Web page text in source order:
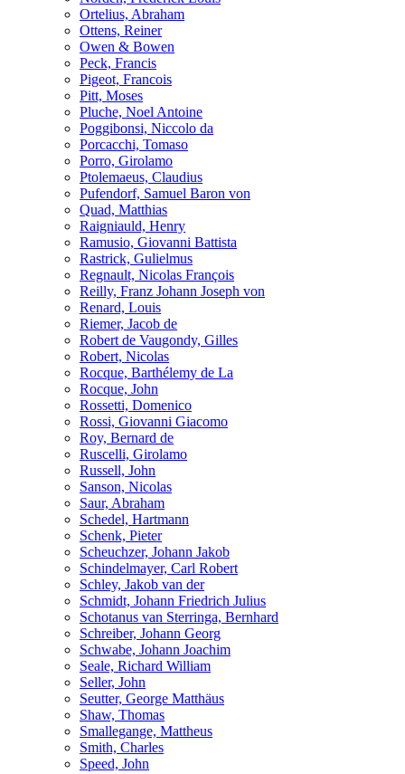
Ortelius, Abraham
Ottens, Reiner
Owen & Bowen
Peck, Francis
Pigeot, Francois
Pitt, Moses
Pluche, Noel Antoine
Poggibonsi, Niccolo da
Porcacchi, Tomaso
Porro, Girolamo
Ptolemaeus, Claudius
Pufendorf, Samuel Baron von
Quad, Matthias
Raigniauld, Henry
Ramusio, Giovanni Battista
Rastrick, Gulielmus
Regnault, Nicolas François
Reilly, Franz Johann Joseph von
Renard, Louis
Riemer, Jacob de
Robert de Vaugondy, Gilles
Robert, Nicolas
Rocque, Barthélemy de La
Rocque, John
Rossetti, Domenico
Rossi, Giovanni Giacomo
Roy, Bernard de
Ruscelli, Girolamo
Russell, John
Sanson, Nicolas
Saur, Abraham
Schedel, Hartmann
Schenk, Pieter
Scheuchzer, Johann Jakob
Schindelmayer, Carl Robert
Schley, Jakob van der
Schmidt, Johann Friedrich Julius
Schotanus van Sterringa, Bernhard
Schreiber, Johann Georg
Schwabe, Johann Joachim
Seale, Richard William
Seller, John
Seutter, George Matthäus
Shaw, Thomas
Smallegange, Mattheus
Smith, Charles
Speed, John